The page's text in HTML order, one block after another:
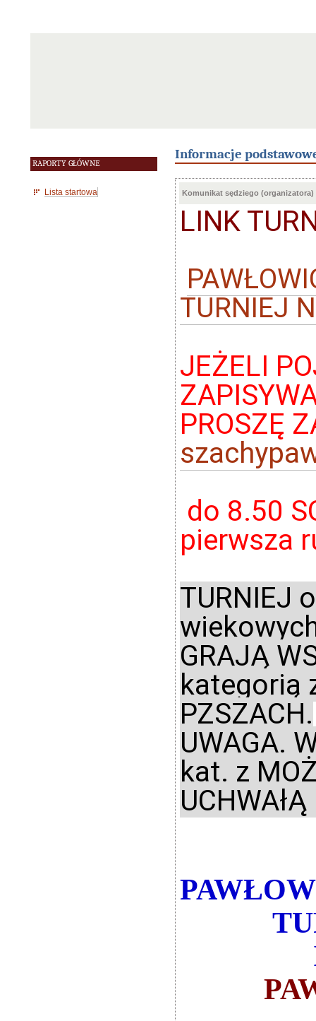
RAPORTY GŁÓWNE
Lista startowa
Informacje
Komunikat sędziego (organizatora)
LINK
TURNIEJ
JEŻELI
PROSZĘ
do 8.50
pierwsza
TURNIEJ
GRAJĄ
kategorią
PZSZACH.
UWAGA.
kat. z